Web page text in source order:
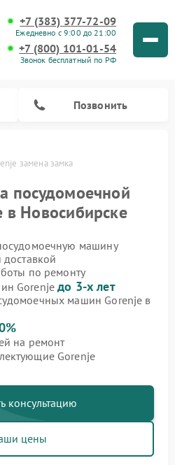
+7 (383) 377-72-09
Ежедневно с 9:00 до 21:00
+7 (800) 101-01-54
Звонок бесплатный по РФ
Позвонить
замена замка
посудомоечной
Новосибирске
машину
по ремонту
Gorenjeдо 3-х лет
машин Gorenje в
на ремонт
Gorenje
консультацию
цены